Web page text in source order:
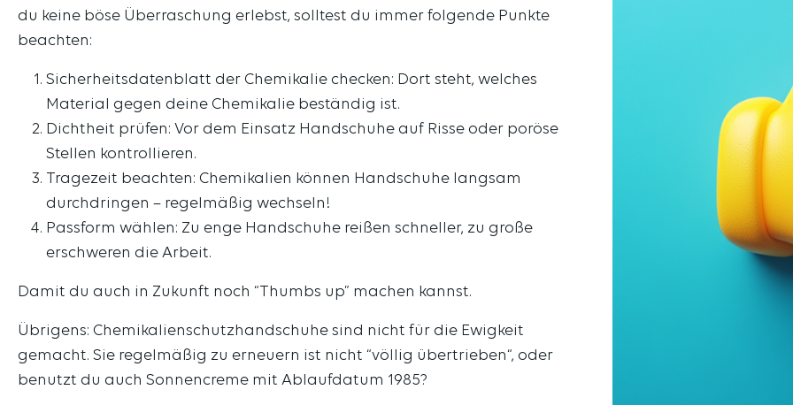
du keine böse Überraschung erlebst, solltest du immer folgende Punkte
beachten:
Sicherheitsdatenblatt der Chemikalie checken: Dort steht, welches
Material gegen deine Chemikalie beständig ist.
Dichtheit prüfen: Vor dem Einsatz Handschuhe auf Risse oder poröse
Stellen kontrollieren.
Tragezeit beachten: Chemikalien können Handschuhe langsam
durchdringen – regelmäßig wechseln!
Passform wählen: Zu enge Handschuhe reißen schneller, zu große
erschweren die Arbeit.
Damit du auch in Zukunft noch “Thumbs up” machen kannst.
Übrigens: Chemikalienschutzhandschuhe sind nicht für die Ewigkeit
gemacht. Sie regelmäßig zu erneuern ist nicht “völlig übertrieben“, oder
benutzt du auch Sonnencreme mit Ablaufdatum 1985?